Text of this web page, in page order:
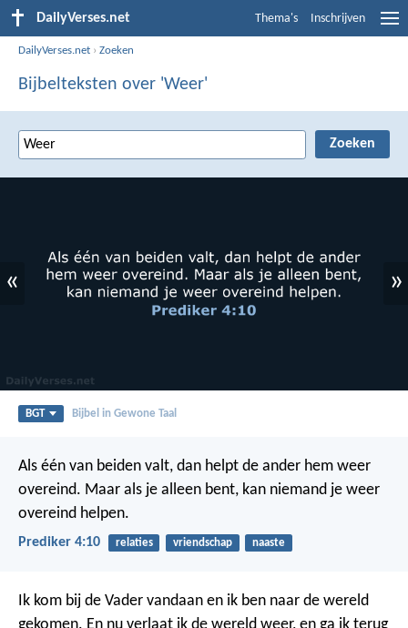
DailyVerses.net Thema's Inschrijven
DailyVerses.net ›Zoeken
Bijbelteksten over 'Weer'
« »
BGT Bijbel in Gewone Taal
Als één van beiden valt, dan helpt de ander hem weer
overeind. Maar als je alleen bent, kan niemand je weer
overeind helpen.
Prediker 4:10 relaties vriendschap naaste
Ik kom bij de Vader vandaan en ik ben naar de wereld